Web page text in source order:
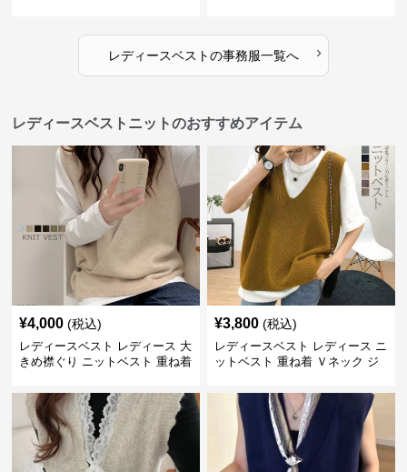
レディースベストの事務服一覧へ ›
レディースベストニットのおすすめアイテム
¥4,000 (税込)
レディースベスト レディース 大
きめ襟ぐり ニットベスト 重ね着
¥3,800 (税込)
レディースベスト レディース ニ
ットベスト 重ね着 Ｖネック ジ